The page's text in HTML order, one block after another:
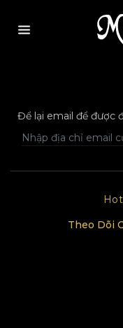
Để lại email để được
Theo Dõi